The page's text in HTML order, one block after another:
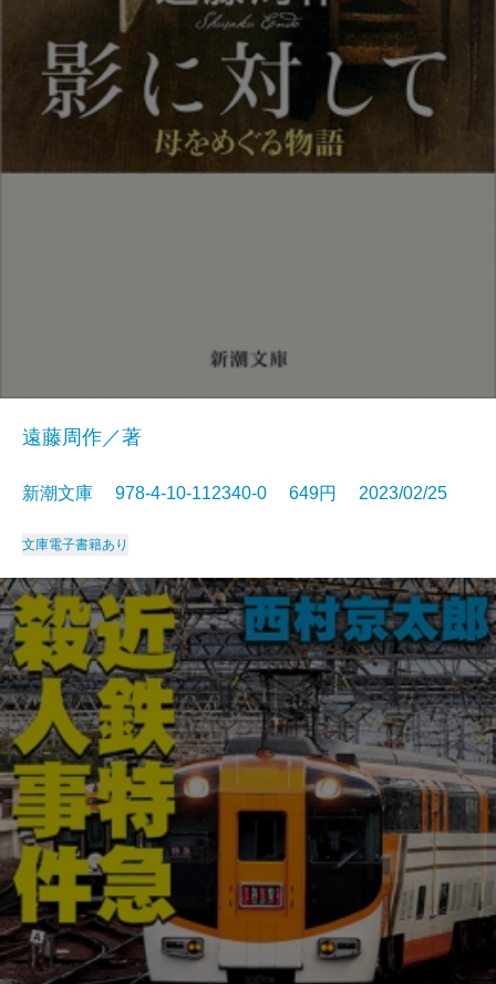
遠藤周作／著
新潮文庫 978-4-10-112340-0 649円 2023/02/25
文庫電子書籍あり